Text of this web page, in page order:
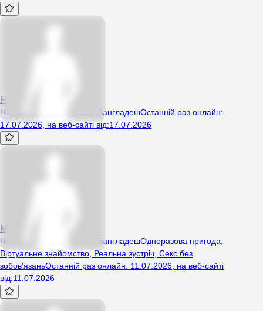
Rafiho
Чоловік, 22 років, Dhaka, БангладешОстанній раз онлайн:
17.07.2026 на веб-сайті від:17.07.2026
Macridy25
Чоловік, 43 років, Dhaka, БангладешОдноразова пригода,
Віртуальне знайомство, Реальна зустріч, Секс без
зобов'язаньОстанній раз онлайн: 11.07.2026, на веб-сайті
від:11.07.2026